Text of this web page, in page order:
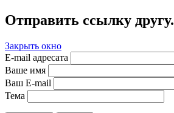
Отправить ссылку другу.
Закрыть окно
E-mail адресата
Ваше имя
Ваш E-mail
Тема